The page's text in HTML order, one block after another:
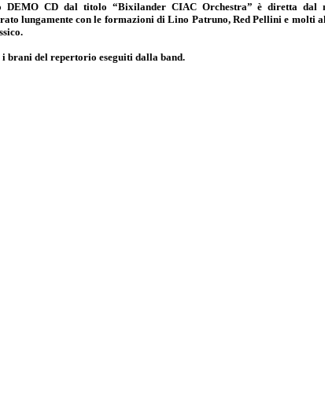
DEMO CD dal titolo “Bixilander CIAC Orchestra” è diretta dal
lungamente con le formazioni di Lino Patruno, Red Pellini e molti
brani del repertorio eseguiti dalla band.